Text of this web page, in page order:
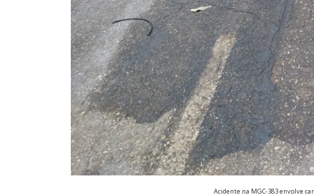
Acidente na MGC-383 envolve